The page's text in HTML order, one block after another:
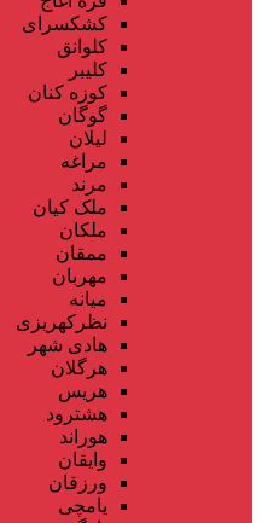
کشکسرای
کلوانق
کلیبر
کوزه کنان
گوگان
لیلان
مراغه
مرند
ملک کیان
ملکان
ممقان
مهربان
میانه
نظرکهریزی
هادی شهر
هرگلان
هریس
هشترود
هوراند
وایقان
ورزقان
یامچی